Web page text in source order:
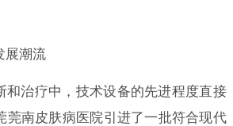
展潮流
和治疗中，技术设备的先进程度直接
莞南皮肤病医院引进了一批符合现代